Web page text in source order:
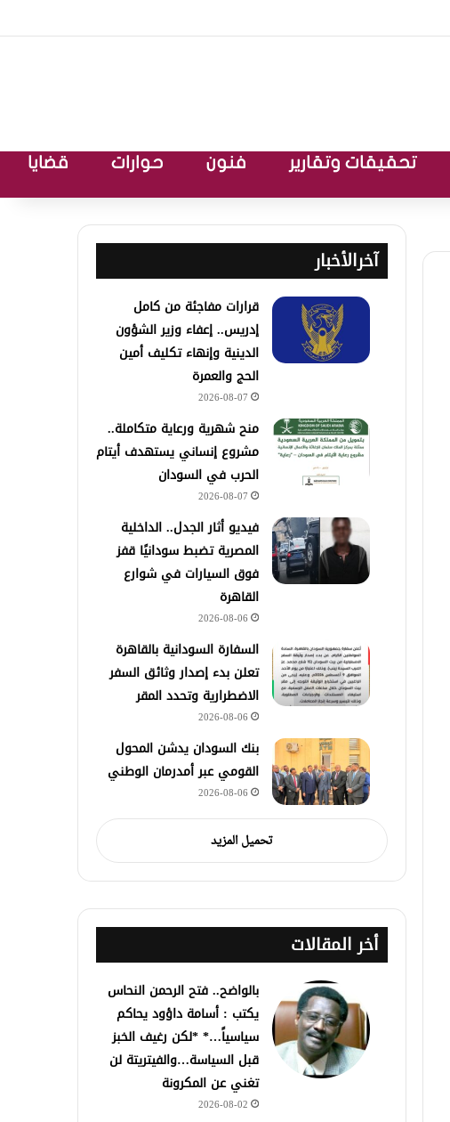
تحقيقات وتقارير فنون حوارات قضايا
آخرالأخبار
قرارات مفاجئة من كامل
إدريس.. إعفاء وزير الشؤون
الدينية وإنهاء تكليف أمين
الحج والعمرة
2026-08-07
منح شهرية ورعاية متكاملة..
مشروع إنساني يستهدف أيتام
الحرب في السودان
2026-08-07
فيديو أثار الجدل.. الداخلية
المصرية تضبط سودانيًا قفز
فوق السيارات في شوارع
القاهرة
2026-08-06
السفارة السودانية بالقاهرة
تعلن بدء إصدار وثائق السفر
الاضطرارية وتحدد المقر
2026-08-06
بنك السودان يدشن المحول
القومي عبر أمدرمان الوطني
2026-08-06
تحميل المزيد
أخر المقالات
بالواضح.. فتح الرحمن النحاس
يكتب : أسامة داؤود يحاكم
سياسياً…* *لكن رغيف الخبز
قبل السياسة…والفيتريتة لن
تغني عن المكرونة
2026-08-02